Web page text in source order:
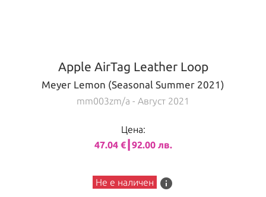
Apple AirTag Leather Loop
Meyer Lemon (Seasonal Summer 2021)
mm003zm/a - Август 2021
Цена:
47.04 €┃92.00 лв.
Не е наличен info